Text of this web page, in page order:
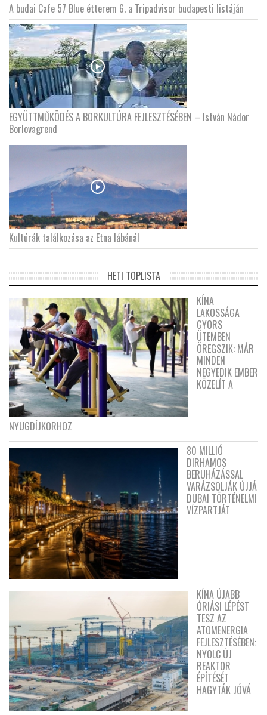
A budai Cafe 57 Blue étterem 6. a Tripadvisor budapesti listáján
EGYÜTTMŰKÖDÉS A BORKULTÚRA FEJLESZTÉSÉBEN – István Nádor
Borlovagrend
Kultúrák találkozása az Etna lábánál
HETI TOPLISTA
KÍNA
LAKOSSÁGA
GYORS
ÜTEMBEN
ÖREGSZIK: MÁR
MINDEN
NEGYEDIK EMBER
KÖZELÍT A
NYUGDÍJKORHOZ
80 MILLIÓ
DIRHAMOS
BERUHÁZÁSSAL
VARÁZSOLJÁK ÚJJÁ
DUBAI TÖRTÉNELMI
VÍZPARTJÁT
KÍNA ÚJABB
ÓRIÁSI LÉPÉST
TESZ AZ
ATOMENERGIA
FEJLESZTÉSÉBEN:
NYOLC ÚJ
REAKTOR
ÉPÍTÉSÉT
HAGYTÁK JÓVÁ